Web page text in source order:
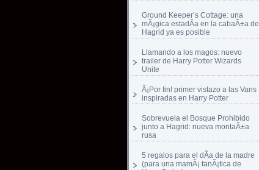
Ground Keeper’s Cottage: una
mÃ¡gica estadÃ­a en la cabaÃ±a de
Hagrid ya es posible
Llamando a los magos: nuevo
trailer de Harry Potter Wizards
Unite
Â¡Por fin! primer vistazo a las Vans
inspiradas en Harry Potter
Sobrevuela el Bosque Prohibido
junto a Hagrid: nueva montaÃ±a
rusa
5 regalos para el dÃ­a de la madre
(para una mamÃ¡ fanÃ¡tica de